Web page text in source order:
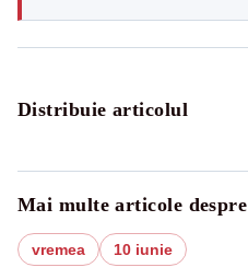
Distribuie articolul
Mai multe articole despre
vremea 10 iunie